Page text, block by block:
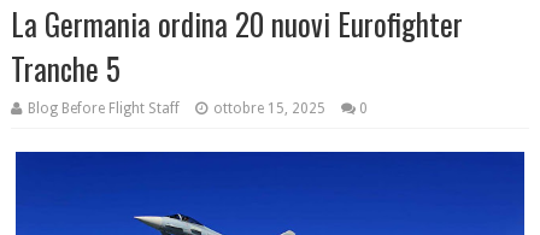
La Germania ordina 20 nuovi Eurofighter
Tranche 5
Blog Before Flight Staff ottobre 15, 2025 0